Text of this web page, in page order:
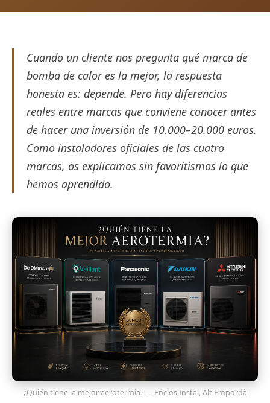
Cuando un cliente nos pregunta qué marca de
bomba de calor es la mejor, la respuesta
honesta es: depende. Pero hay diferencias
reales entre marcas que conviene conocer antes
de hacer una inversión de 10.000–20.000 euros.
Como instaladores oficiales de las cuatro
marcas, os explicamos sin favoritismos lo que
hemos aprendido.
¿Quién tiene la mejor aerotermia? — Enclos Instal, Alt Empordà